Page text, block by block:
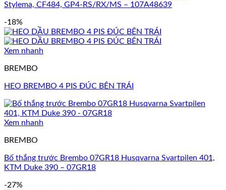
Stylema, CF484, GP4-RS/RX/MS – 107A48639
-18%
Xem nhanh
BREMBO
HEO BREMBO 4 PIS ĐÚC BÊN TRÁI
Xem nhanh
BREMBO
Bố thắng trước Brembo 07GR18 Husqvarna Svartpilen 401,
KTM Duke 390 – 07GR18
-27%